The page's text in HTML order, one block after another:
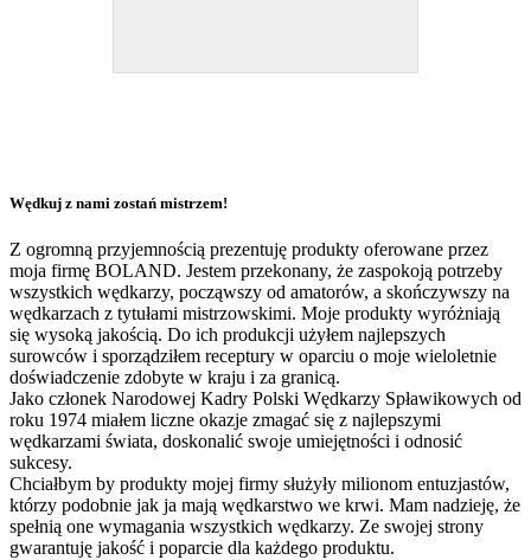
Wędkuj z nami zostań mistrzem!
Z ogromną przyjemnością prezentuję produkty oferowane przez
moja firmę BOLAND. Jestem przekonany, że zaspokoją potrzeby
wszystkich wędkarzy, począwszy od amatorów, a skończywszy na
wędkarzach z tytułami mistrzowskimi. Moje produkty wyróżniają
się wysoką jakością. Do ich produkcji użyłem najlepszych
surowców i sporządziłem receptury w oparciu o moje wieloletnie
doświadczenie zdobyte w kraju i za granicą.
Jako członek Narodowej Kadry Polski Wędkarzy Spławikowych od
roku 1974 miałem liczne okazje zmagać się z najlepszymi
wędkarzami świata, doskonalić swoje umiejętności i odnosić
sukcesy.
Chciałbym by produkty mojej firmy służyły milionom entuzjastów,
którzy podobnie jak ja mają wędkarstwo we krwi. Mam nadzieję, że
spełnią one wymagania wszystkich wędkarzy. Ze swojej strony
gwarantuję jakość i poparcie dla każdego produktu.